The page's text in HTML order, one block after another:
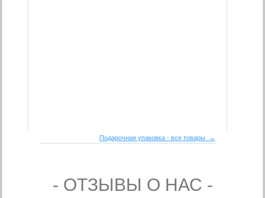
Подарочная упаковка - все товары →
- ОТЗЫВЫ О НАС -